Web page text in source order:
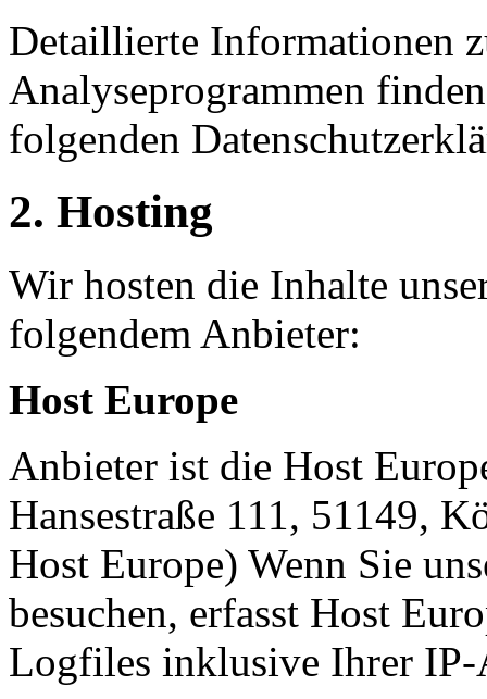
Detaillierte Informationen
Analyseprogrammen
folgenden
2. Hosting
Wir hosten die Inhalte
folgendem Anbieter:
Host Europe
Anbieter ist die Host
Hansestraße 111, 51149,
Host Europe) Wenn Sie
besuchen, erfasst Host
Logfiles inklusive Ihrer IP-